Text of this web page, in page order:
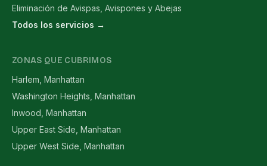
Eliminación de Avispas, Avispones y Abejas
Todos los servicios →
ZONAS QUE CUBRIMOS
Harlem, Manhattan
Washington Heights, Manhattan
Inwood, Manhattan
Upper East Side, Manhattan
Upper West Side, Manhattan